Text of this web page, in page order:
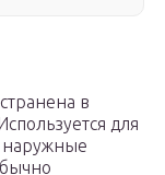
в
для
наружные